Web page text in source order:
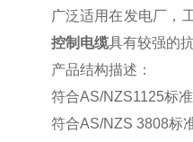
广泛适用在发电厂，
控制电缆具有较强的
产品结构描述：
符合AS/NZS1125标
符合AS/NZS 3808标